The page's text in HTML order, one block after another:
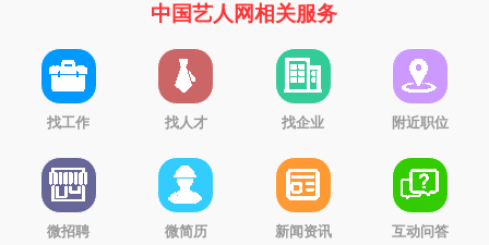
中国艺人网相关服务
找工作 找人才 找企业 附近职位
微招聘 微简历 新闻资讯 互动问答